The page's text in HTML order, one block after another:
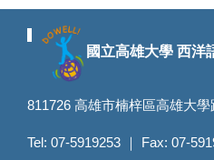
國立高雄大學 西洋
811726 高雄市楠梓區高雄大學
Tel: 07-5919253 ｜ Fax: 07-